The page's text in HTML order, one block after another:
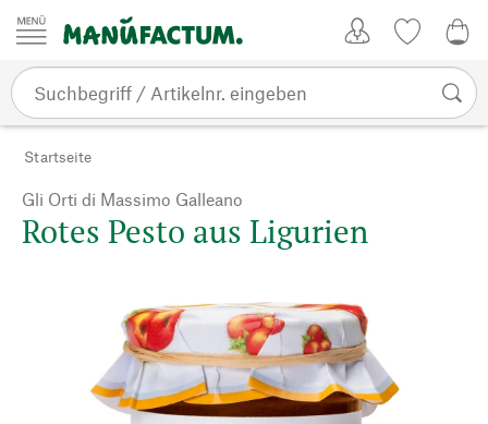
Zum Inhalt springen
Startseite
Gli Orti di Massimo Galleano
Rotes Pesto aus Ligurien